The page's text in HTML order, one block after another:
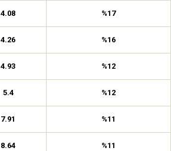
4.08 %17
4.26 %16
4.93 %12
5.4 %12
7.91 %11
8.64 %11